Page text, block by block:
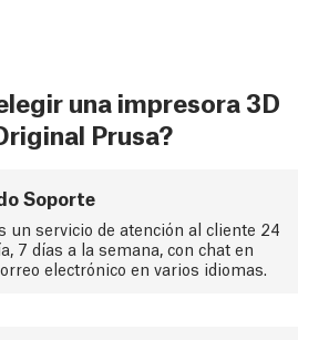
una impresora 3D
Prusa?
Soporte
un servicio de atención al cliente 24
7 días a la semana, con chat en
electrónico en varios idiomas.